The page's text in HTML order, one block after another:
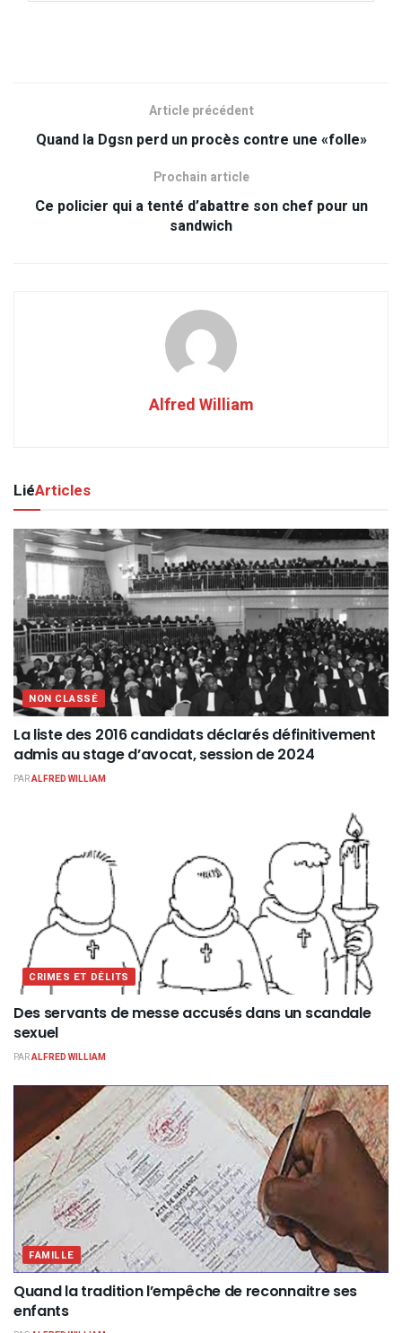
Article précédent
Quand la Dgsn perd un procès contre une «folle»
Prochain article
Ce policier qui a tenté d’abattre son chef pour un
sandwich
Alfred William
LiéArticles
NON CLASSÉ
La liste des 2016 candidats déclarés définitivement
admis au stage d’avocat, session de 2024
PARALFRED WILLIAM
CRIMES ET DÉLITS
Des servants de messe accusés dans un scandale
sexuel
PARALFRED WILLIAM
FAMILLE
Quand la tradition l’empêche de reconnaitre ses
enfants